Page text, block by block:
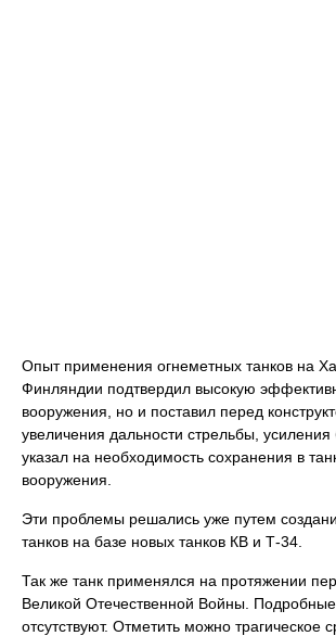
Опыт применения огнеметных танков на
Финляндии подтвердил высокую
вооружения, но и поставил перед
увеличения дальности стрельбы,
указал на необходимость сохранения в
вооружения.
Эти проблемы решались уже путем
танков на базе новых танков КВ и Т-34.
Так же танк применялся на протяжении
Великой Отечественной Войны.
отсутствуют. Отметить можно трагическое